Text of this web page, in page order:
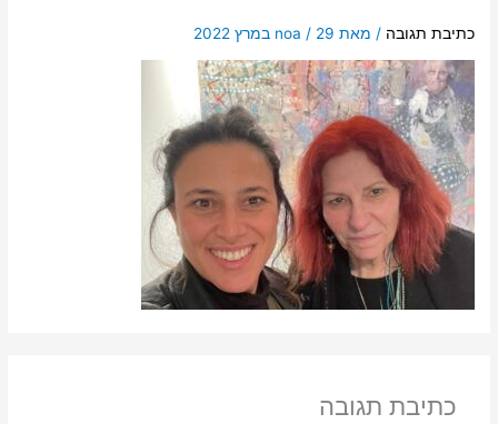
כתיבת תגובה / מאת noa / 29 במרץ 2022
כתיבת תגובה